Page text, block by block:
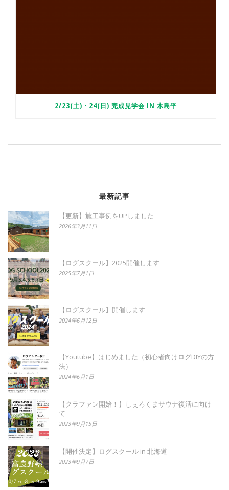
2/23(土)・24(日) 完成見学会 IN 木島平
最新記事
【更新】施工事例をUPしました
2026年3月11日
【ログスクール】2025開催します
2025年7月1日
【ログスクール】開催します
2024年6月12日
【Youtube】はじめました（初心者向けログDIYの方
法）
2024年6月1日
【クラファン開始！】しぇろくまサウナ復活に向け
て
2023年9月15日
【開催決定】ログスクール in 北海道
2023年9月7日